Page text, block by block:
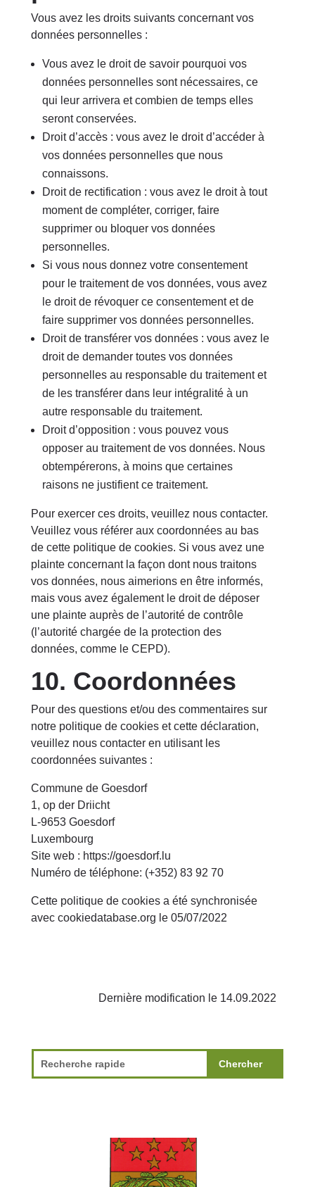
Vous avez les droits suivants concernant vos
données personnelles :
Vous avez le droit de savoir pourquoi vos
données personnelles sont nécessaires, ce
qui leur arrivera et combien de temps elles
seront conservées.
Droit d’accès : vous avez le droit d’accéder à
vos données personnelles que nous
connaissons.
Droit de rectification : vous avez le droit à tout
moment de compléter, corriger, faire
supprimer ou bloquer vos données
personnelles.
Si vous nous donnez votre consentement
pour le traitement de vos données, vous avez
le droit de révoquer ce consentement et de
faire supprimer vos données personnelles.
Droit de transférer vos données : vous avez le
droit de demander toutes vos données
personnelles au responsable du traitement et
de les transférer dans leur intégralité à un
autre responsable du traitement.
Droit d’opposition : vous pouvez vous
opposer au traitement de vos données. Nous
obtempérerons, à moins que certaines
raisons ne justifient ce traitement.
Pour exercer ces droits, veuillez nous contacter.
Veuillez vous référer aux coordonnées au bas
de cette politique de cookies. Si vous avez une
plainte concernant la façon dont nous traitons
vos données, nous aimerions en être informés,
mais vous avez également le droit de déposer
une plainte auprès de l’autorité de contrôle
(l’autorité chargée de la protection des
données, comme le CEPD).
10. Coordonnées
Pour des questions et/ou des commentaires sur
notre politique de cookies et cette déclaration,
veuillez nous contacter en utilisant les
coordonnées suivantes :
Commune de Goesdorf
1, op der Driicht
L-9653 Goesdorf
Luxembourg
Site web : https://goesdorf.lu
Numéro de téléphone: (+352) 83 92 70
Cette politique de cookies a été synchronisée
avec cookiedatabase.org le 05/07/2022
Dernière modification le 14.09.2022